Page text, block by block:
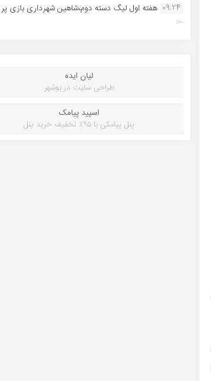
09:24 هفته اول لیگ دسته دوم،شاهین شهرداری بازی پر
...
لیان ایده
طراحی سایت در بوشهر
اسپید پیامک
پنل پیامکی با ۹۵٪ تخفیف خرید پنل